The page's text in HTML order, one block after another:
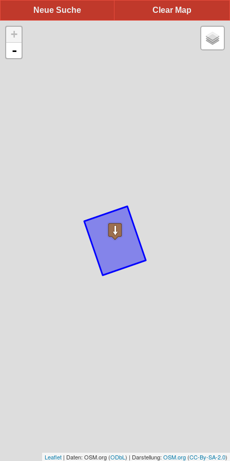
Clear Map
Neue Suche
+
-
Leaflet | Daten: OSM.org (ODbL ) | Darstellung: OSM.org (CC-By-SA-2.0)